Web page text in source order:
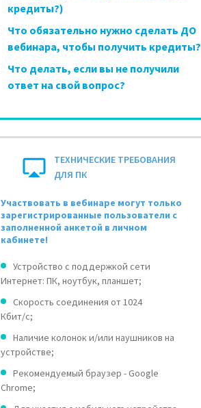
кредиты?)
Что обязательно нужно сделать ДО
вебинара, чтобы получить кредиты?
Что делать, если вы не получили
ответ на свой вопрос?
ТЕХНИЧЕСКИЕ ТРЕБОВАНИЯ
ДЛЯ ПК
Участвовать в вебинаре могут только
зарегистрированные пользователи с
заполненной анкетой в личном
кабинете!
Устройство с поддержкой сети
Интернет: ПК, ноутбук, планшет;
Скорость соединения от 1024
Кбит/с;
Наличие колонок и/или наушников на
устройстве;
Рекомендуемый браузер - Google
Chrome;